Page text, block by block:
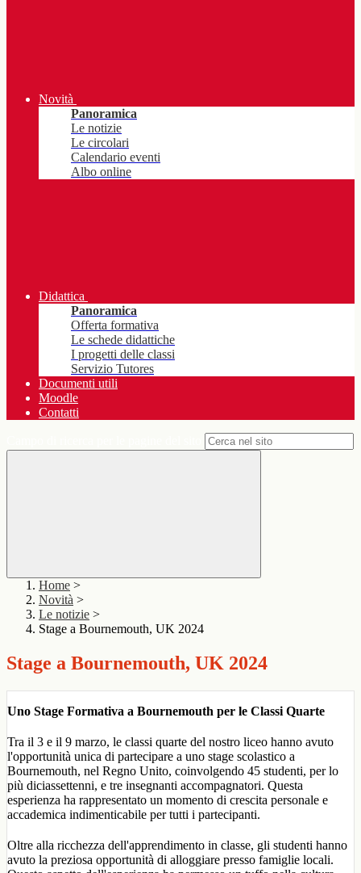
Novità
Panoramica
Le notizie
Le circolari
Calendario eventi
Albo online
Didattica
Panoramica
Offerta formativa
Le schede didattiche
I progetti delle classi
Servizio Tutores
Documenti utili
Moodle
Contatti
Home >
Novità >
Le notizie >
Stage a Bournemouth, UK 2024
Stage a Bournemouth, UK 2024
Uno Stage Formativa a Bournemouth per le Classi Quarte
Tra il 3 e il 9 marzo, le classi quarte del nostro liceo hanno avuto
l'opportunità unica di partecipare a uno stage scolastico a
Bournemouth, nel Regno Unito, coinvolgendo 45 studenti, per lo
più diciassettenni, e tre insegnanti accompagnatori. Questa
esperienza ha rappresentato un momento di crescita personale e
accademica indimenticabile per tutti i partecipanti.
Oltre alla ricchezza dell'apprendimento in classe, gli studenti hanno
avuto la preziosa opportunità di alloggiare presso famiglie locali.